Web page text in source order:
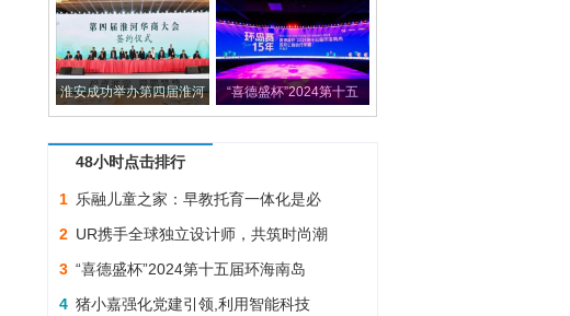
淮安成功举办第四届淮河 “喜德盛杯”2024第十五
48小时点击排行
1 乐融儿童之家：早教托育一体化是必
2 UR携手全球独立设计师，共筑时尚潮
3 “喜德盛杯”2024第十五届环海南岛
4 猪小嘉强化党建引领,利用智能科技